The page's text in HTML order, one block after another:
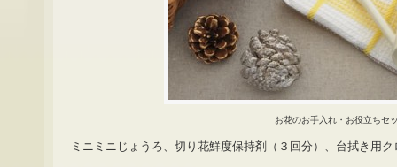
お花のお手入れ・お役立ちセ
ミニミニじょうろ、切り花鮮度保持剤（３回分）、台拭き用